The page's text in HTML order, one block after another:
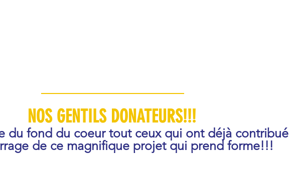
NOS GENTILS DONATEURS!!!
du fond du coeur tout ceux qui ont déjà contribué
de ce magnifique projet qui prend forme!!!